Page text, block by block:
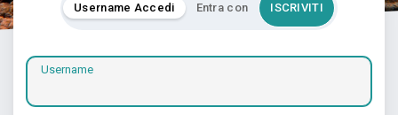
Username Accedi Entra con ISCRIVITI
Username